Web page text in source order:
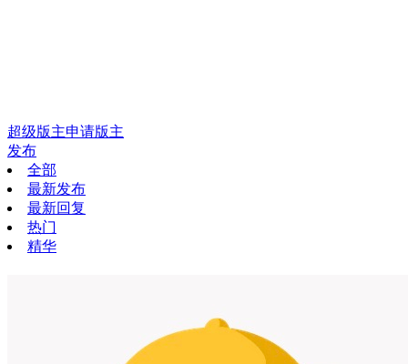
超级版主申请版主
发布
全部
最新发布
最新回复
热门
精华